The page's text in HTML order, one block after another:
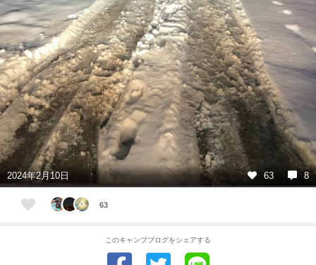
2024年2月10日 63 8
63
このキャンプブログをシェアする